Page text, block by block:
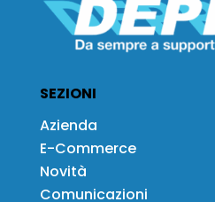
SEZIONI
Azienda
E-Commerce
Novità
Comunicazioni